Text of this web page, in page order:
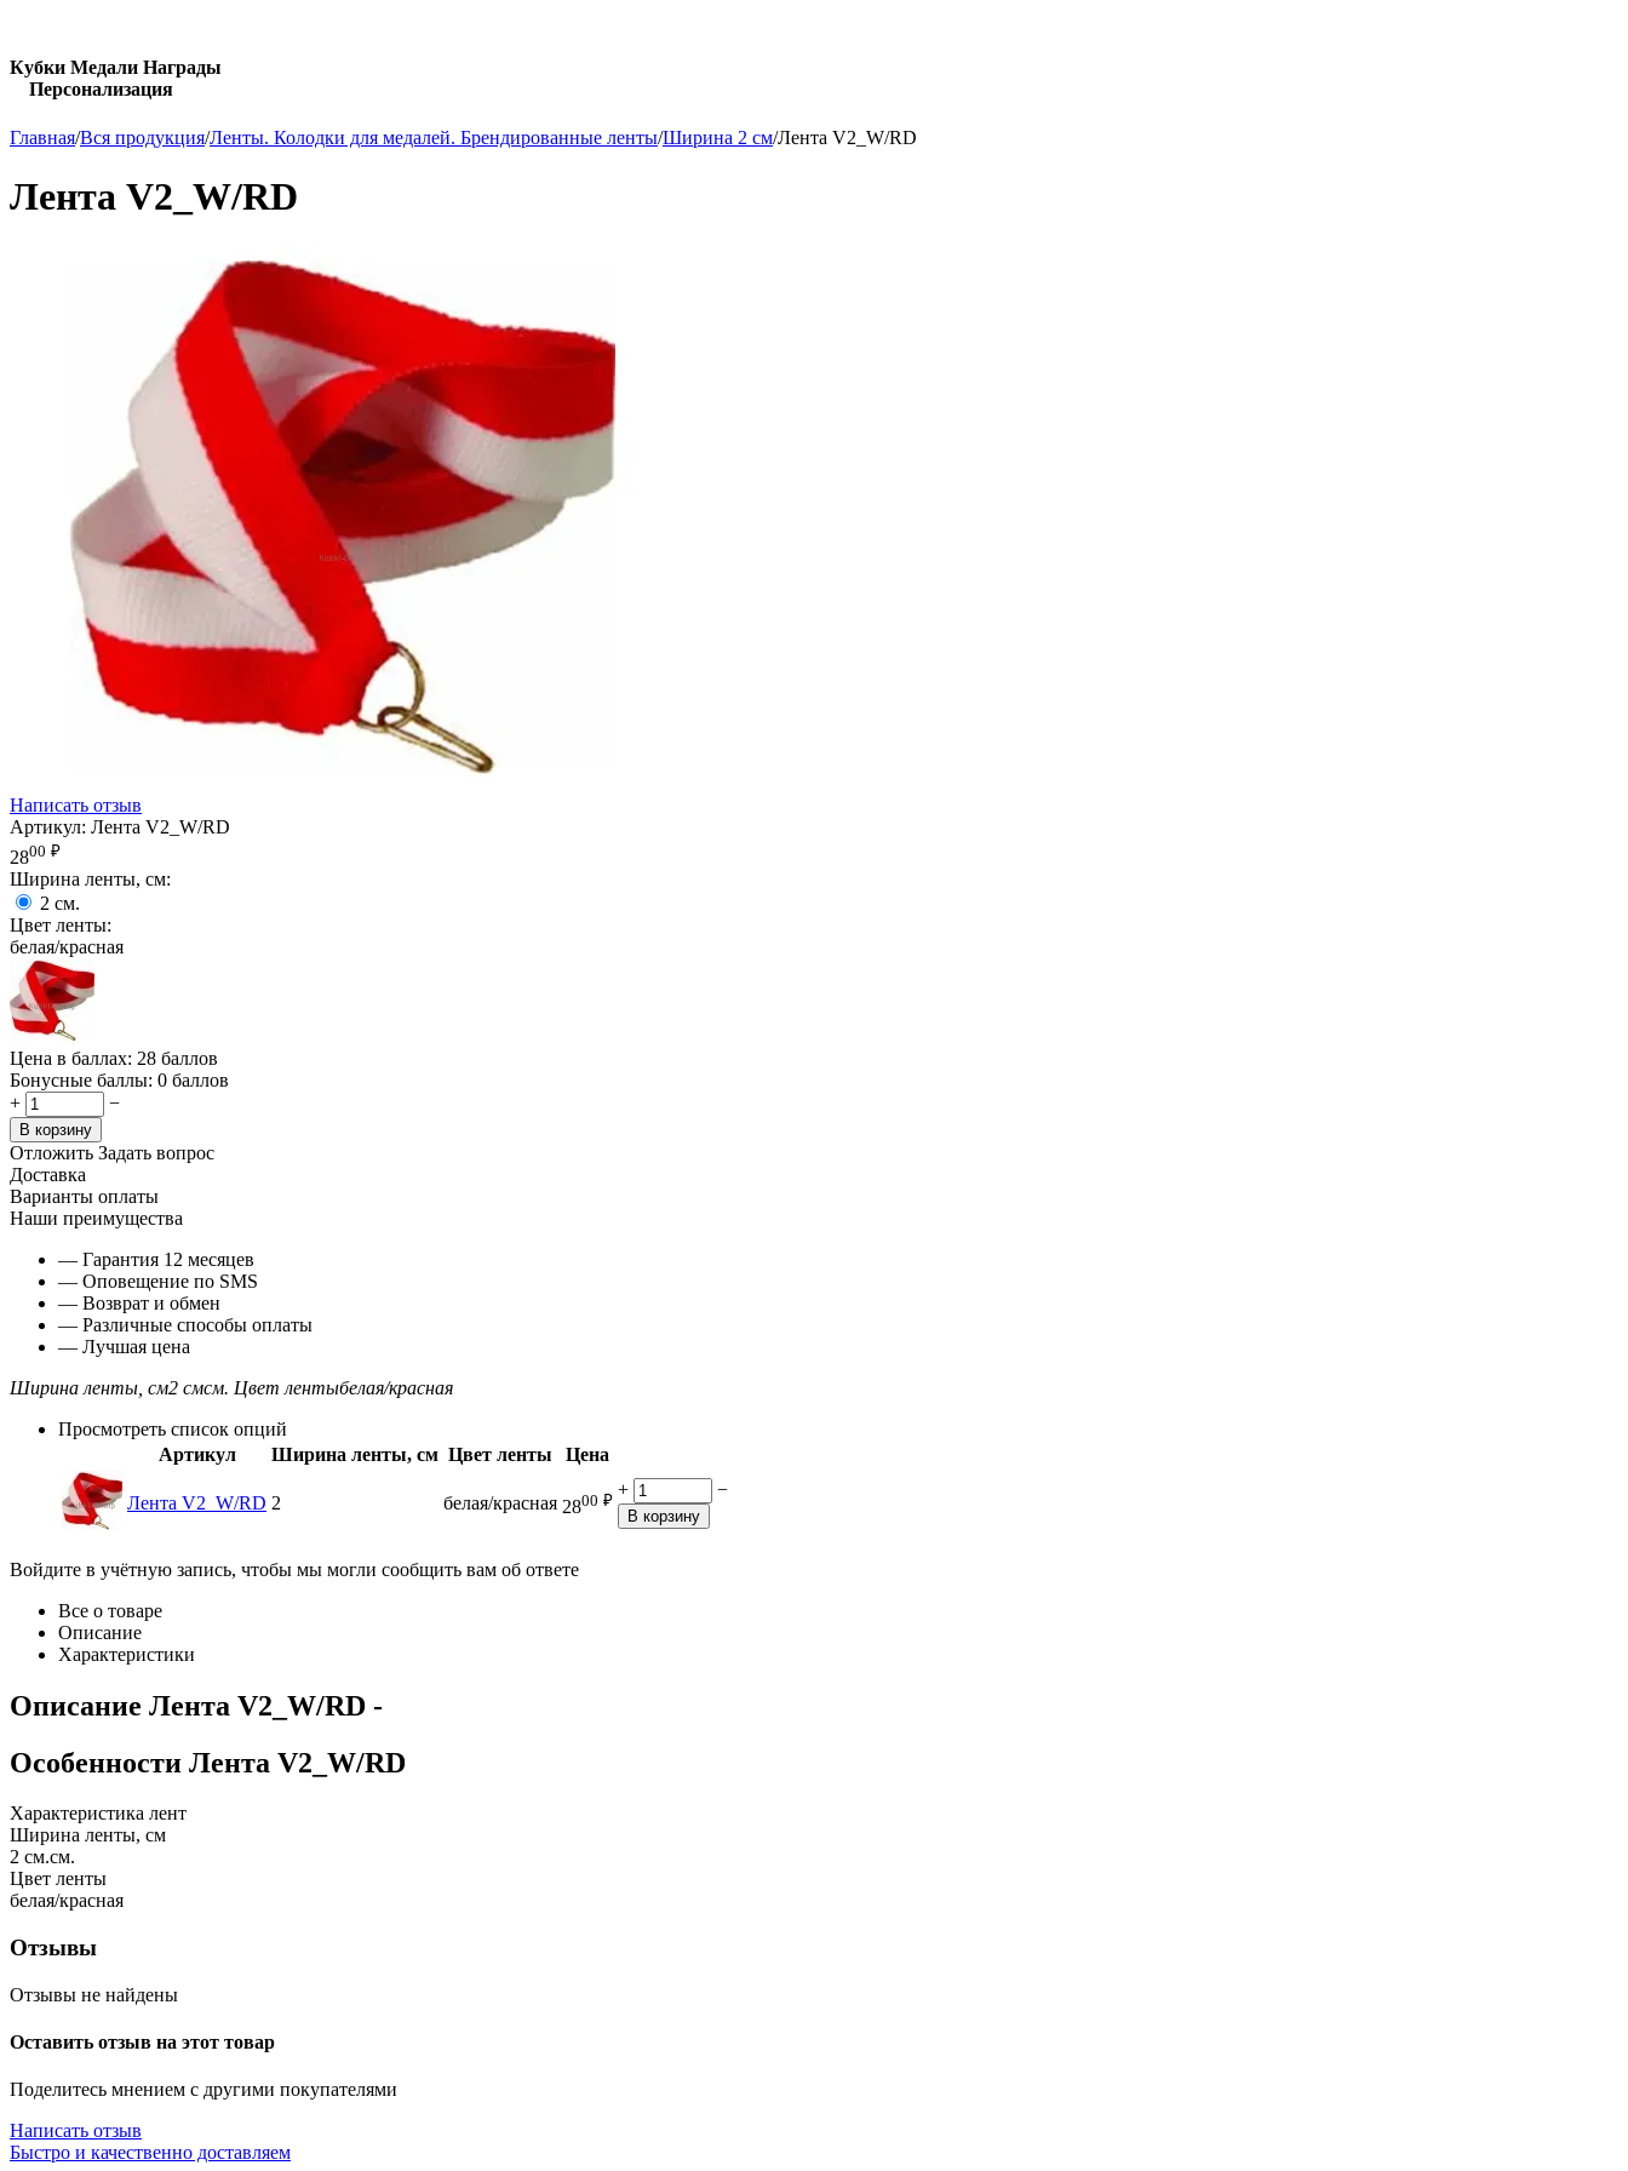
Кубки Медали Награды
Персонализация
Главная/Вся продукция/Ленты. Колодки для медалей. Брендированные ленты/Ширина 2 см/Лента V2_W/RD
Лента V2_W/RD
Написать отзыв
Артикул: Лента V2_W/RD
2800 ₽
Ширина ленты, см:
2 см.
Цвет ленты:
белая/красная
Цена в баллах: 28 баллов
Бонусные баллы: 0 баллов
+
−
В корзину
Отложить Задать вопрос
Доставка
Варианты оплаты
Наши преимущества
— Гарантия 12 месяцев
— Оповещение по SMS
— Возврат и обмен
— Различные способы оплаты
— Лучшая цена
Ширина ленты, см2 смсм. Цвет лентыбелая/красная
Просмотреть список опций
Артикул
Ширина ленты, см Цвет ленты Цена
Лента V2_W/RD 2 белая/красная 2800 ₽
+ −
В корзину
Войдите в учётную запись, чтобы мы могли сообщить вам об ответе
Все о товаре
Описание
Характеристики
Описание Лента V2_W/RD -
Особенности Лента V2_W/RD
Характеристика лент
Ширина ленты, см
2 см.см.
Цвет ленты
белая/красная
Отзывы
Отзывы не найдены
Оставить отзыв на этот товар
Поделитесь мнением с другими покупателями
Написать отзыв
Быстро и качественно доставляем